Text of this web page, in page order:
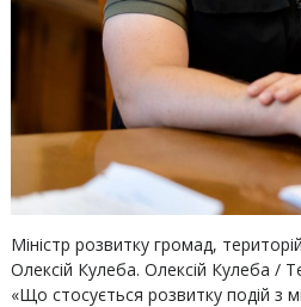
Міністр розвитку громад,
Олексій Кулеба. Олексій Кулеба /
«Що стосується розвитку подій з